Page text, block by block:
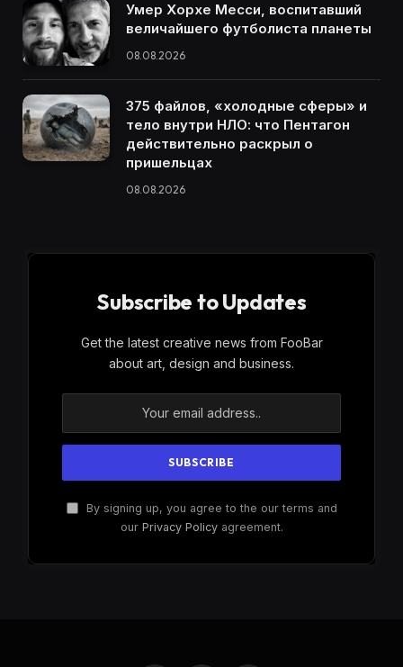
Умер Хорхе Месси, воспитавший
величайшего футболиста планеты
08.08.2026
375 файлов, «холодные сферы» и
тело внутри НЛО: что Пентагон
действительно раскрыл о
пришельцах
08.08.2026
Subscribe to Updates
Get the latest creative news from FooBar
about art, design and business.
By signing up, you agree to the our terms and
our Privacy Policyagreement.